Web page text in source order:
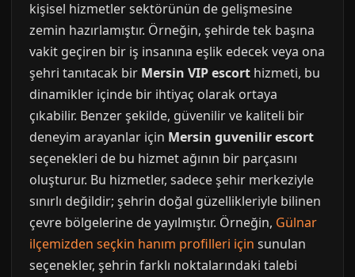
kişisel hizmetler sektörünün de gelişmesine
zemin hazırlamıştır. Örneğin, şehirde tek başına
vakit geçiren bir iş insanına eşlik edecek veya ona
şehri tanıtacak bir Mersin VIP escort hizmeti, bu
dinamikler içinde bir ihtiyaç olarak ortaya
çıkabilir. Benzer şekilde, güvenilir ve kaliteli bir
deneyim arayanlar için Mersin guvenilir escort
seçenekleri de bu hizmet ağının bir parçasını
oluşturur. Bu hizmetler, sadece şehir merkeziyle
sınırlı değildir; şehrin doğal güzellikleriyle bilinen
çevre bölgelerine de yayılmıştır. Örneğin, Gülnar
ilçemizden seçkin hanım profilleri için sunulan
seçenekler, şehrin farklı noktalarındaki talebi